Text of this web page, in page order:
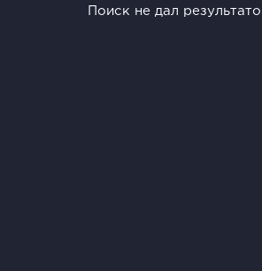
Поиск не дал